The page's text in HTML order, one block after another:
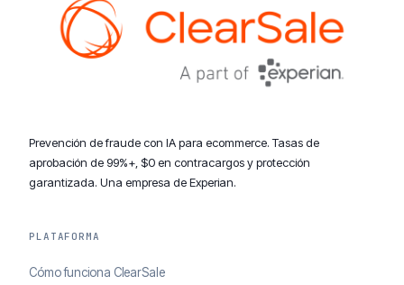
Prevención de fraude con IA para ecommerce. Tasas de
aprobación de 99%+, $0 en contracargos y protección
garantizada. Una empresa de Experian.
PLATAFORMA
Cómo funciona ClearSale